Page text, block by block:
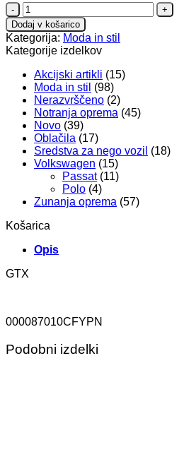
Obesek
za
ključe
GTX
količina
Dodaj v košarico
Kategorija: Moda in stil
Kategorije izdelkov
Akcijski artikli (15)
Moda in stil (98)
Nerazvrščeno (2)
Notranja oprema (45)
Novo (39)
Oblačila (17)
Sredstva za nego vozil (18)
Volkswagen (15)
Passat (11)
Polo (4)
Zunanja oprema (57)
Košarica
Opis
GTX
000087010CFYPN
Podobni izdelki